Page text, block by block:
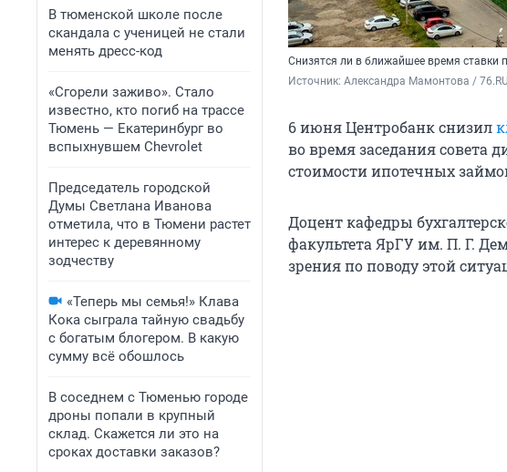
В тюменской школе после
скандала с ученицей не стали
менять дресс-код
«Сгорели заживо». Стало
известно, кто погиб на трассе
Тюмень — Екатеринбург во
вспыхнувшем Chevrolet
Председатель городской
Думы Светлана Иванова
отметила, что в Тюмени растет
интерес к деревянному
зодчеству
«Теперь мы семья!» Клава
Кока сыграла тайную свадьбу
с богатым блогером. В какую
сумму всё обошлось
В соседнем с Тюменью городе
дроны попали в крупный
склад. Скажется ли это на
сроках доставки заказов?
Снизятся ли в ближайшее время ставки
Источник: Александра Мамонтова / 76.RU
6 июня Центробанк снизил
во время заседания совета
стоимости ипотечных
Доцент кафедры
факультета ЯрГУ им. П. Г.
зрения по поводу этой